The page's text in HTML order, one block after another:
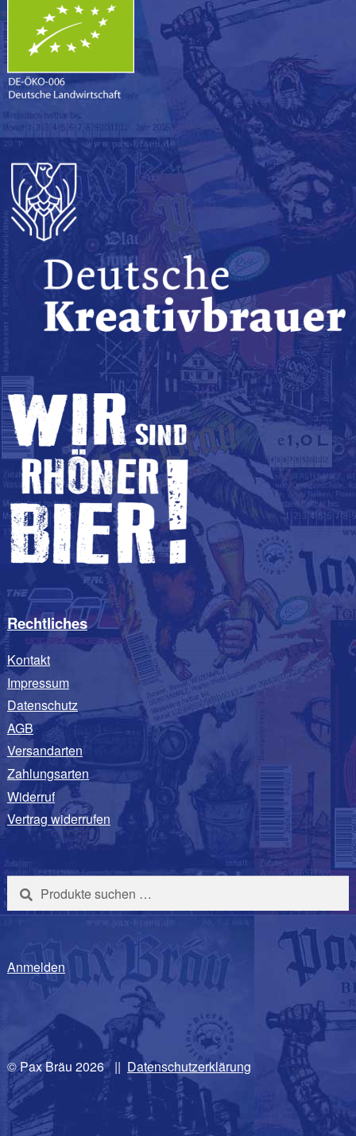
Rechtliches
Kontakt
Impressum
Datenschutz
AGB
Versandarten
Zahlungsarten
Widerruf
Vertrag widerrufen
Suchen
nach:
Suchen
Anmelden
© Pax Bräu 2026 | Datenschutzerklärung